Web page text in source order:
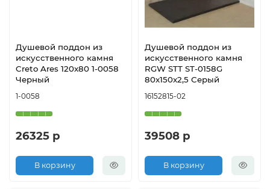
Душевой поддон из
искусственного камня
Creto Ares 120x80 1-0058
Черный
1-0058
26325 р
В корзину
Душевой поддон из
искусственного камня
RGW STT ST-0158G
80x150x2,5 Серый
16152815-02
39508 р
В корзину